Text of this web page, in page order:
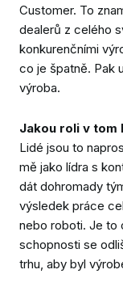
Customer. To
dealerů z celého
konkurenčními
co je špatně. Pak
výroba.
Jakou roli v tom
Lidé jsou to
mě jako lídra s
dát dohromady
výsledek práce
nebo roboti. Je to
schopnosti se
trhu, aby byl